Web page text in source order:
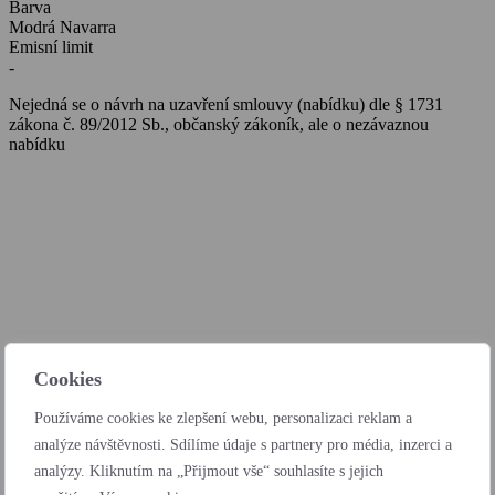
Cookies
Používáme cookies ke zlepšení webu, personalizaci reklam a
analýze návštěvnosti. Sdílíme údaje s partnery pro média, inzerci a
analýzy. Kliknutím na „Přijmout vše“ souhlasíte s jejich
Barva
Modrá Navarra
Emisní limit
-
Nejedná se o návrh na uzavření smlouvy (nabídku) dle § 1731
zákona č. 89/2012 Sb., občanský zákoník, ale o nezávaznou
nabídku
Extra výbava
Metalické laky/ laky s perletí,
dojezdové rezervní kolo,
Tažné zařízení,
zvedák vozu + nářadí,